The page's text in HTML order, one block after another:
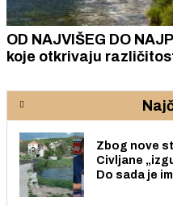
OD NAJVIŠEG DO
koje otkrivaju
Zbog nove
Civljane
Do sada je